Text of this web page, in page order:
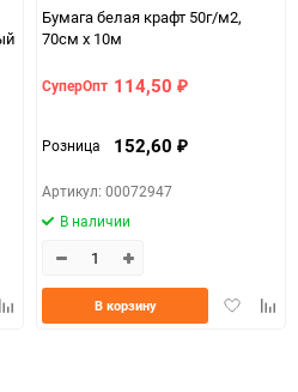
Добавить
Бумага белая крафт 50г/м2,
70см x 10м
СуперОпт 114,50 ₽
Розница 152,60 ₽
Артикул: 00072947
В наличии
Добавить
В корзину